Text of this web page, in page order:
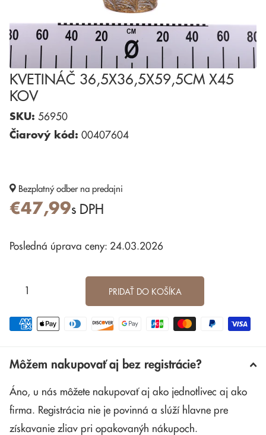
KVETINÁČ 36,5X36,5X59,5CM X45
KOV
SKU: 56950
Čiarový kód: 00407604
Bezplatný odber na predajni
€47,99s DPH
Posledná úprava ceny: 24.03.2026
PRIDAŤ DO KOŠÍKA
Môžem nakupovať aj bez registrácie?
Áno, u nás môžete nakupovať aj ako jednotlivec aj ako
firma. Registrácia nie je povinná a slúží hlavne pre
získavanie zliav pri opakovanýh nákupoch.